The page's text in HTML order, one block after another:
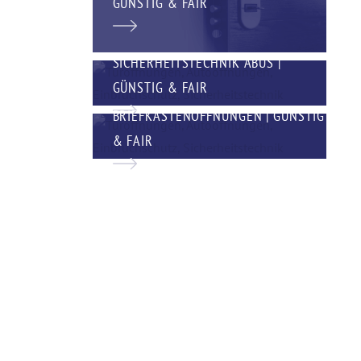
SICHERHEITSTECHNIK ABUS |
GÜNSTIG & FAIR
BRIEFKASTENÖFFNUNGEN | GÜNSTIG
& FAIR